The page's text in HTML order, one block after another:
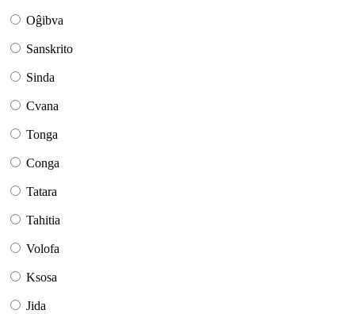
Oĝibva
Sanskrito
Sinda
Cvana
Tonga
Conga
Tatara
Tahitia
Volofa
Ksosa
Jida